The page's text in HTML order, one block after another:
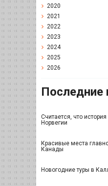
2020
2021
2022
2023
2024
2025
2026
Последние
Считается, что
Норвегии
Красивые места
Канады
Новогодние туры в